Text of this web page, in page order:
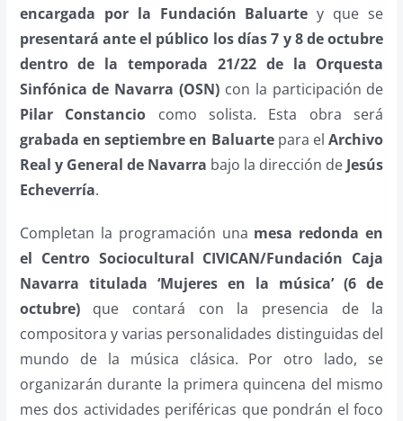
encargada por la Fundación Baluarte y que se
presentará ante el público los días 7 y 8 de octubre
dentro de la temporada 21/22 de la Orquesta
Sinfónica de Navarra (OSN) con la participación de
Pilar Constancio como solista. Esta obra será
grabada en septiembre en Baluartepara elArchivo
Real y General de Navarra bajo la dirección de Jesús
Echeverría.
Completan la programación una mesa redonda en
el Centro Sociocultural CIVICAN/Fundación Caja
Navarra titulada ‘Mujeres en la música’ (6 de
octubre)que contará con la presencia de la
compositora y varias personalidades distinguidas del
mundo de la música clásica. Por otro lado, se
organizarán durante la primera quincena del mismo
mes dos actividades periféricas que pondrán el foco